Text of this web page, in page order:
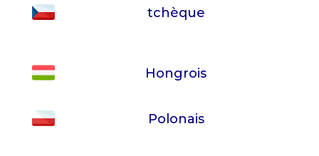
tchèque
Hongrois
Polonais